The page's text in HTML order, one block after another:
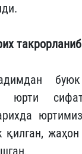
такрорланиб
юрти
қилган,